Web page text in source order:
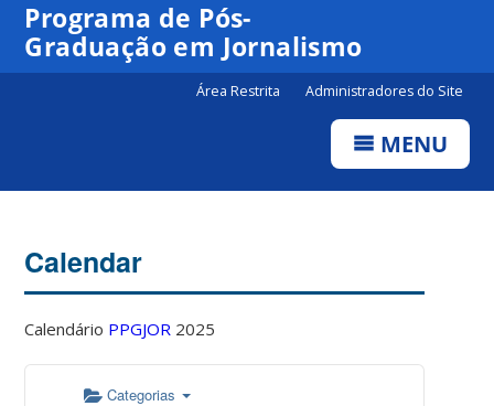
Programa de Pós-
Graduação em Jornalismo
Área Restrita Administradores do Site
MENU
Calendar
Calendário PPGJOR 2025
Categorias
04:00
05:00